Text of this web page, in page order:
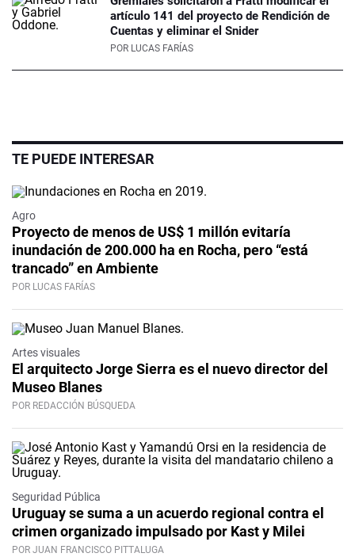
artículo 141 del proyecto de Rendición de
Cuentas y eliminar el Snider
POR LUCAS FARÍAS
TE PUEDE INTERESAR
Agro
Proyecto de menos de US$ 1 millón evitaría
inundación de 200.000 ha en Rocha, pero “está
trancado” en Ambiente
POR LUCAS FARÍAS
Artes visuales
El arquitecto Jorge Sierra es el nuevo director del
Museo Blanes
POR REDACCIÓN BÚSQUEDA
Seguridad Pública
Uruguay se suma a un acuerdo regional contra el
crimen organizado impulsado por Kast y Milei
POR JUAN FRANCISCO PITTALUGA